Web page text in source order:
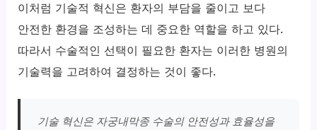
이처럼 기술적 혁신은 환자의 부담을 줄이고 보다
안전한 환경을 조성하는 데 중요한 역할을 하고 있다.
따라서 수술적인 선택이 필요한 환자는 이러한 병원의
기술력을 고려하여 결정하는 것이 좋다.
기술 혁신은 자궁내막종 수술의 안전성과 효율성을